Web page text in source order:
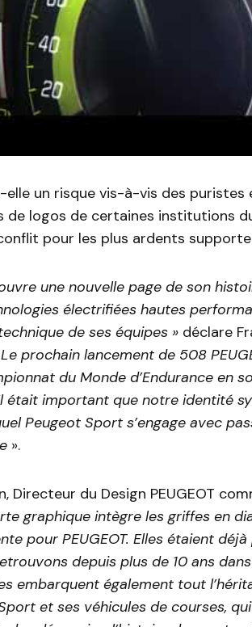
elle un risque vis-à-vis des
de logos de certaines institutions
pour les plus ardents
une nouvelle page de son
électrifiées hautes
de ses équipes » déclare
Le prochain lancement de 508
du Monde d’Endurance en
était important que notre identité
Peugeot Sport s’engage avec
».
Directeur du Design PEUGEOT
graphique intègre les griffes en
pour PEUGEOT. Elles étaient déjà
depuis plus de 10 ans
embarquent également tout
et ses véhicules de courses,